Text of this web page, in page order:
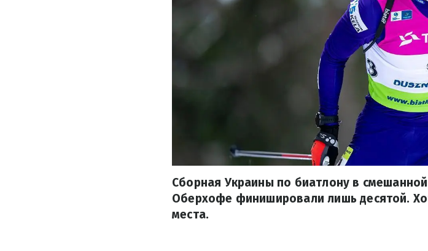
Сборная Украины по биатлону в
Оберхофе финишировали лишь десятой.
места.